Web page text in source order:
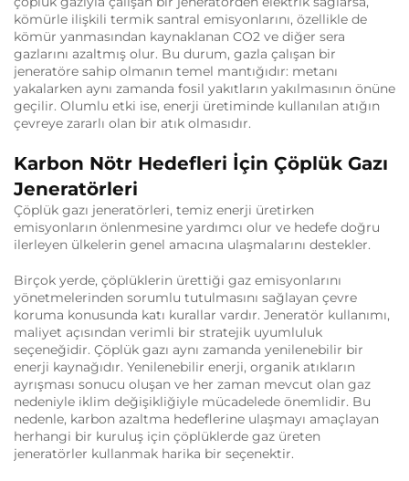
kömürle ilişkili termik santral emisyonlarını, özellikle de
kömür yanmasından kaynaklanan CO2 ve diğer sera
gazlarını azaltmış olur. Bu durum, gazla çalışan bir
jeneratöre sahip olmanın temel mantığıdır: metanı
yakalarken aynı zamanda fosil yakıtların yakılmasının önüne
geçilir. Olumlu etki ise, enerji üretiminde kullanılan atığın
çevreye zararlı olan bir atık olmasıdır.
Karbon Nötr Hedefleri İçin Çöplük Gazı
Jeneratörleri
Çöplük gazı jeneratörleri, temiz enerji üretirken
emisyonların önlenmesine yardımcı olur ve hedefe doğru
ilerleyen ülkelerin genel amacına ulaşmalarını destekler.
Birçok yerde, çöplüklerin ürettiği gaz emisyonlarını
yönetmelerinden sorumlu tutulmasını sağlayan çevre
koruma konusunda katı kurallar vardır. Jeneratör kullanımı,
maliyet açısından verimli bir stratejik uyumluluk
seçeneğidir. Çöplük gazı aynı zamanda yenilenebilir bir
enerji kaynağıdır. Yenilenebilir enerji, organik atıkların
ayrışması sonucu oluşan ve her zaman mevcut olan gaz
nedeniyle iklim değişikliğiyle mücadelede önemlidir. Bu
nedenle, karbon azaltma hedeflerine ulaşmayı amaçlayan
herhangi bir kuruluş için çöplüklerde gaz üreten
jeneratörler kullanmak harika bir seçenektir.